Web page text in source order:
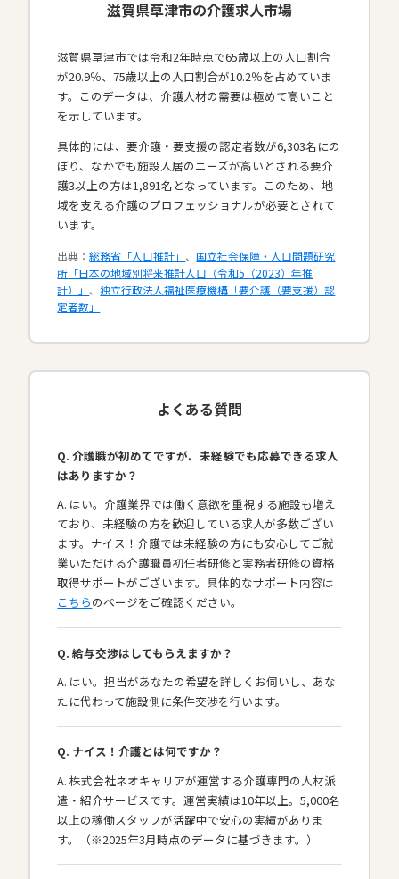
滋賀県草津市の介護求人市場
滋賀県草津市では令和2年時点で65歳以上の人口割合
が20.9％、75歳以上の人口割合が10.2％を占めていま
す。このデータは、介護人材の需要は極めて高いこと
を示しています。
具体的には、要介護・要支援の認定者数が6,303名にの
ぼり、なかでも施設入居のニーズが高いとされる要介
護3以上の方は1,891名となっています。このため、地
域を支える介護のプロフェッショナルが必要とされて
います。​
出典：総務省「人口推計」 、国立社会保障・人口問題研究
所「日本の地域別将来推計人口（令和5（2023）年推
計）」 、独立行政法人福祉医療機構「要介護（要支援）認
定者数」
よくある質問
Q. 介護職が初めてですが、未経験でも応募できる求人
はありますか？
A. はい。介護業界では働く意欲を重視する施設も増え
ており、未経験の方を歓迎している求人が多数ござい
ます。ナイス！介護では未経験の方にも安心してご就
業いただける介護職員初任者研修と実務者研修の資格
取得サポートがございます。具体的なサポート内容は
こちらのページをご確認ください。
Q. 給与交渉はしてもらえますか？
A. はい。担当があなたの希望を詳しくお伺いし、あな
たに代わって施設側に条件交渉を行います。
Q. ナイス！介護とは何ですか？
A. 株式会社ネオキャリアが運営する介護専門の人材派
遣・紹介サービスです。運営実績は10年以上。5,000名
以上の稼働スタッフが活躍中で安心の実績がありま
す。（※2025年3月時点のデータに基づきます。）